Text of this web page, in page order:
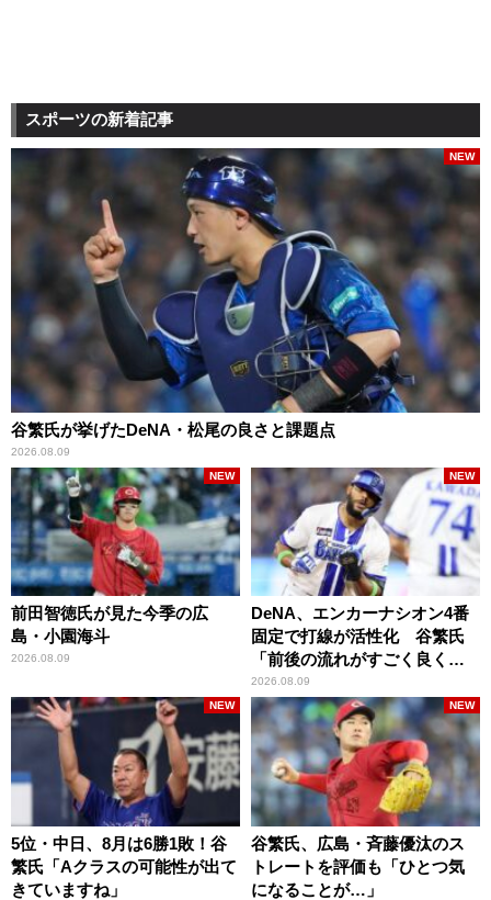
スポーツの新着記事
谷繁氏が挙げたDeNA・松尾の良さと課題点
2026.08.09
NEW
前田智徳氏が見た今季の広
島・小園海斗
2026.08.09
NEW
DeNA、エンカーナシオン4番
固定で打線が活性化 谷繁氏
「前後の流れがすごく良くな
りましたね」
2026.08.09
NEW
5位・中日、8月は6勝1敗！谷
繁氏「Aクラスの可能性が出て
きていますね」
NEW
谷繁氏、広島・斉藤優汰のス
トレートを評価も「ひとつ気
になることが…」
NEW